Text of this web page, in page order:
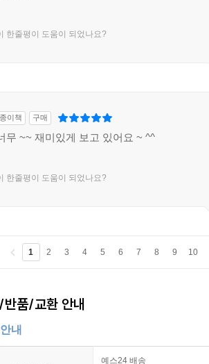
한줄평이 도움이 되었나요?
종이책 구매
무 ~~ 재미있게 보고 있어요 ~ ^^
한줄평이 도움이 되었나요?
1 2 3 4 5 6 7 8 9 10
반품/교환 안내
내
예스24 배송